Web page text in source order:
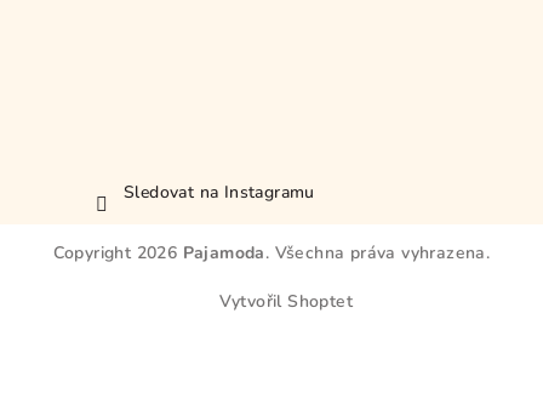
Sledovat na Instagramu
Copyright 2026 Pajamoda. Všechna práva vyhrazena.
Vytvořil Shoptet